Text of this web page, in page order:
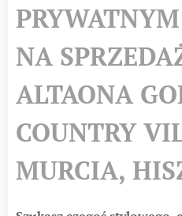
NA
ALTAONA
COUNTRY
MURCIA,